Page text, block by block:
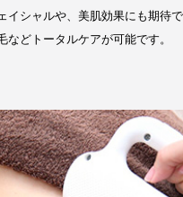
イシャルや、美肌効果にも期待
などトータルケアが可能です。